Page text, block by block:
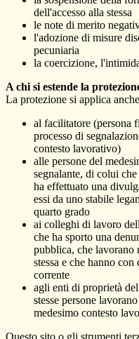
dell'accesso alla stessa
le note di merito
l'adozione di misure
pecuniaria
la coercizione,
A chi si estende la
La protezione si applica
al facilitatore (persona
processo di
contesto lavorativo)
alle persone del
segnalante, di colui
ha effettuato una
essi da uno stabile
quarto grado
ai colleghi di lavoro
che ha sporto una
pubblica, che lavorano
stessa e che hanno
corrente
agli enti di proprietà
stesse persone
medesimo contesto